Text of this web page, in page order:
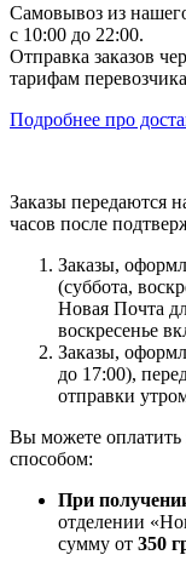
Самовывоз из
с 10:00 до 22:00.
Отправка заказов
тарифам
Подробнее про
Заказы передаются
часов после
Заказы,
(суббота,
Новая Почта
воскресенье
Заказы,
до 17:00),
отправки
Вы можете оплатить
способом:
При
отделении
сумму от 350